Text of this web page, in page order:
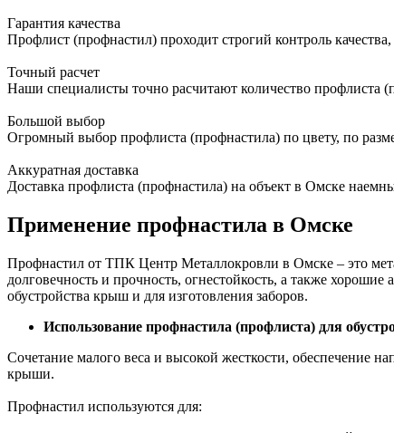
Гарантия качества
Профлист (профнастил) проходит строгий контроль
Точный расчет
Наши специалисты точно расчитают количество профлиста
Большой выбор
Огромный выбор профлиста (профнастила) по цвету, по
Аккуратная доставка
Доставка профлиста (профнастила) на объект в Омске
Применение профнастила в Омске
Профнастил от ТПК Центр Металлокровли в Омске – это
долговечность и прочность, огнестойкость, а также
обустройства крыш и для изготовления заборов.
Использование профнастила (профлиста) для
Сочетание малого веса и высокой жесткости, обеспечение
крыши.
Профнастил используются для: